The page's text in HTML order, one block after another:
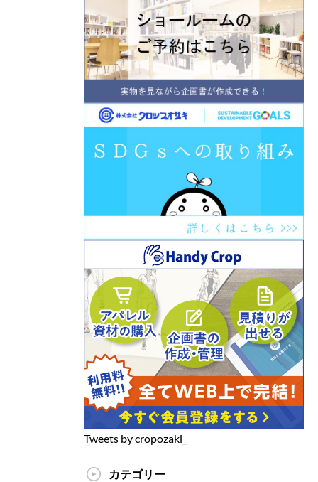
Tweets by cropozaki_
カテゴリー